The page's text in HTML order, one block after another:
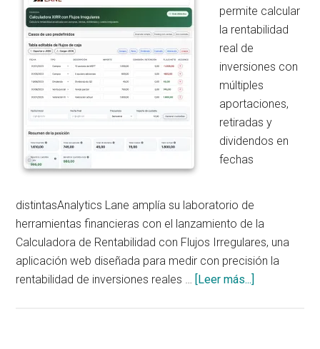
permite calcular
la rentabilidad
real de
inversiones con
múltiples
aportaciones,
retiradas y
dividendos en
fechas
distintasAnalytics Lane amplía su laboratorio de
herramientas financieras con el lanzamiento de la
Calculadora de Rentabilidad con Flujos Irregulares, una
aplicación web diseñada para medir con precisión la
rentabilidad de inversiones reales … [Leer más...]